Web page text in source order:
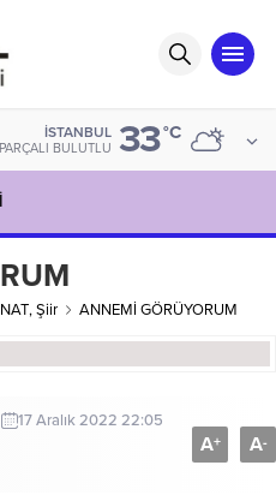
İSTANBUL
PARÇALI BULUTLU 33°C
,Şiir ANNEMİ GÖRÜYORUM
17 Aralık 2022 22:05
A+ A-